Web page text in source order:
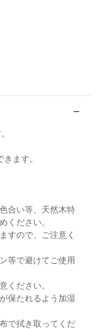
ます。
合い等、天然木特
ください。
すので、ご注意く
等で避けてご使用
ください。
保たれるよう加湿
で拭き取ってくだ